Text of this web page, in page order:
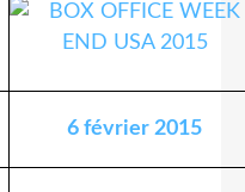
6 février 2015